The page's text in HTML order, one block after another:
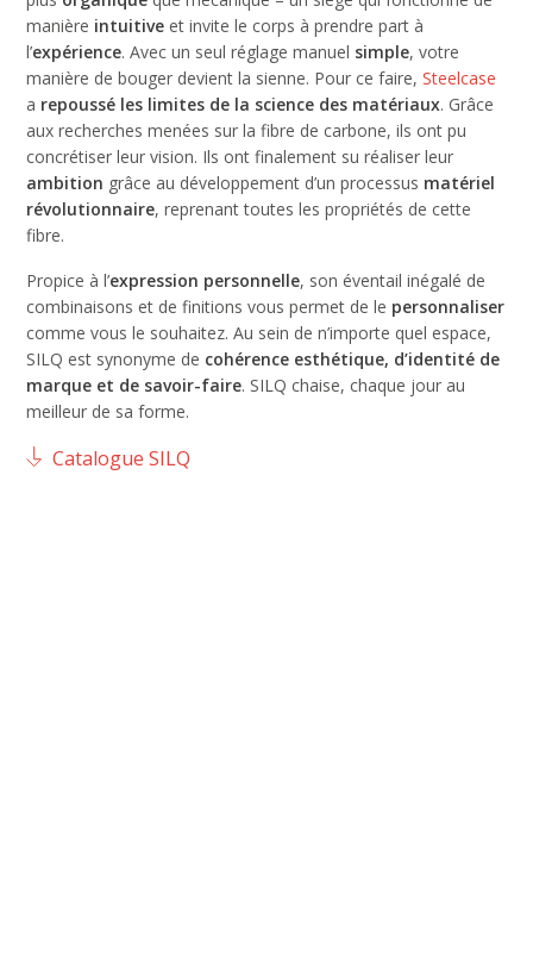
manière intuitive et invite le corps à prendre part à
l’expérience. Avec un seul réglage manuel simple, votre
manière de bouger devient la sienne. Pour ce faire,Steelcase
a repoussé les limites de la science des matériaux. Grâce
aux recherches menées sur la fibre de carbone, ils ont pu
concrétiser leur vision. Ils ont finalement su réaliser leur
ambition grâce au développement d’un processus matériel
révolutionnaire, reprenant toutes les propriétés de cette
fibre.
Propice à l’expression personnelle, son éventail inégalé de
combinaisons et de finitions vous permet de le personnaliser
comme vous le souhaitez. Au sein de n’importe quel espace,
SILQ est synonyme de cohérence esthétique, d’identité de
marque et de savoir-faire. SILQ chaise, chaque jour au
meilleur de sa forme.
Catalogue SILQ